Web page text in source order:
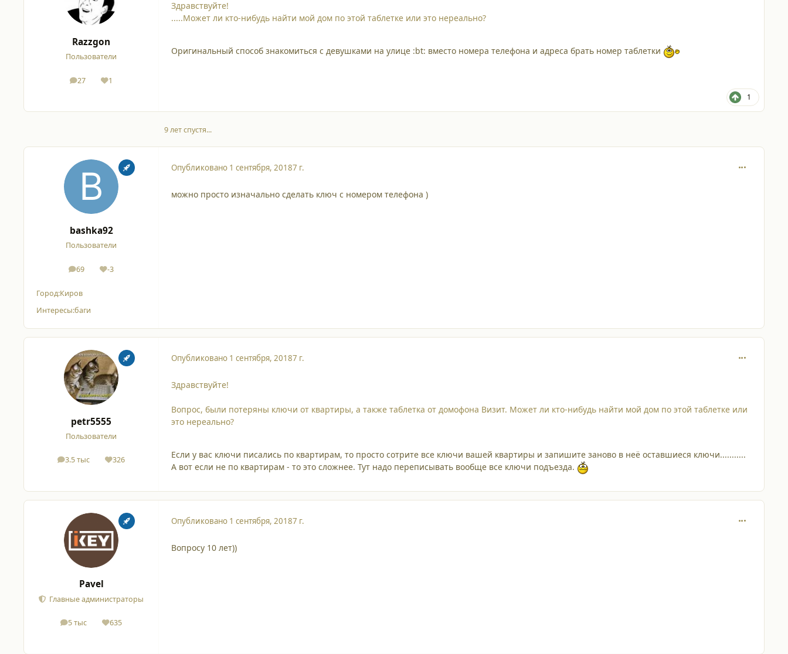
Razzgon
Пользователи
27
сообщения
1
Репутация
Здравствуйте!
.....Может ли кто-нибудь найти мой дом по этой таблетке или это нереально?
Оригинальный способ знакомиться с девушками на улице :bt: вместо номера телефона и адреса брать номер таблетки
1
9 лет спустя...
bashka92
Пользователи
69
сообщения
-3
Репутация
Город:Киров
Интересы:баги
Опубликовано 1 сентября, 20187 г.
можно просто изначально сделать ключ с номером телефона )
petr5555
Пользователи
3.5 тыс
сообщения326
Репутация
Опубликовано 1 сентября, 20187 г.
Здравствуйте!
Вопрос, были потеряны ключи от квартиры, а также таблетка от домофона Визит. Может ли кто-нибудь найти мой дом по этой таблетке или
это нереально?
Если у вас ключи писались по квартирам, то просто сотрите все ключи вашей квартиры и запишите заново в неё оставшиеся ключи...........
А вот если не по квартирам - то это сложнее. Тут надо переписывать вообще все ключи подъезда.
Pavel
Главные администраторы
5 тыс
сообщения635
Репутация
Опубликовано 1 сентября, 20187 г.
Вопросу 10 лет))